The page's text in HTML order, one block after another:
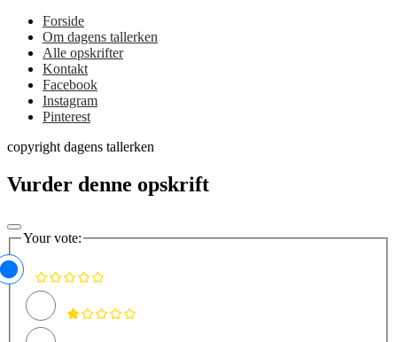
Forside
Om dagens tallerken
Alle opskrifter
Kontakt
Facebook
Instagram
Pinterest
copyright dagens tallerken
Vurder denne opskrift
Your vote: